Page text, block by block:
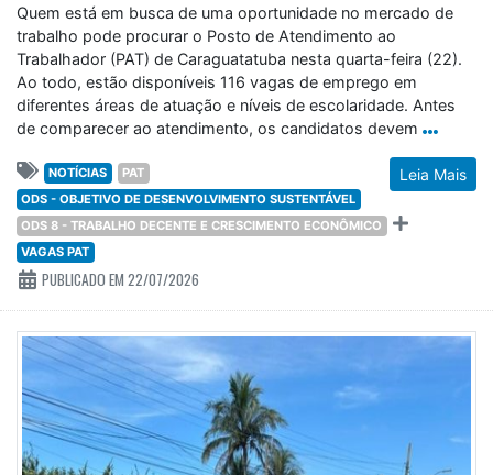
Quem está em busca de uma oportunidade no mercado de
trabalho pode procurar o Posto de Atendimento ao
Trabalhador (PAT) de Caraguatatuba nesta quarta-feira (22).
Ao todo, estão disponíveis 116 vagas de emprego em
diferentes áreas de atuação e níveis de escolaridade. Antes
de comparecer ao atendimento, os candidatos devem
Leia Mais
NOTÍCIAS
PAT
ODS - OBJETIVO DE DESENVOLVIMENTO SUSTENTÁVEL
ODS 8 - TRABALHO DECENTE E CRESCIMENTO ECONÔMICO
VAGAS PAT
PUBLICADO EM 22/07/2026